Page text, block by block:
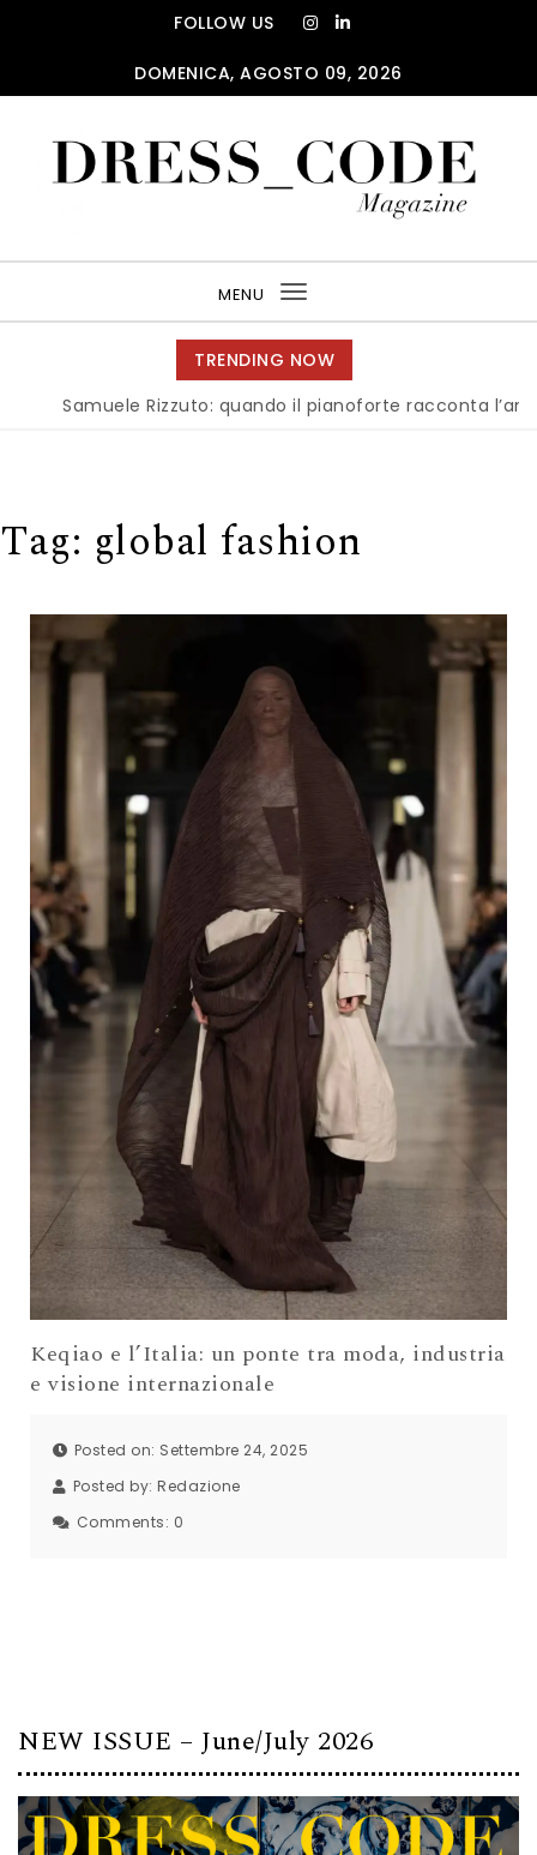
FOLLOW US
DOMENICA, AGOSTO 09, 2026
MENU
Toggle
navigation
TRENDING NOW
Samuele Rizzuto: quando il pianoforte racconta l’anima
Tag: global fashion
Keqiao e l’Italia: un ponte tra moda, industria
e visione internazionale
Posted on: Settembre 24, 2025
Posted by: Redazione
Comments: 0
NEW ISSUE – June/July 2026